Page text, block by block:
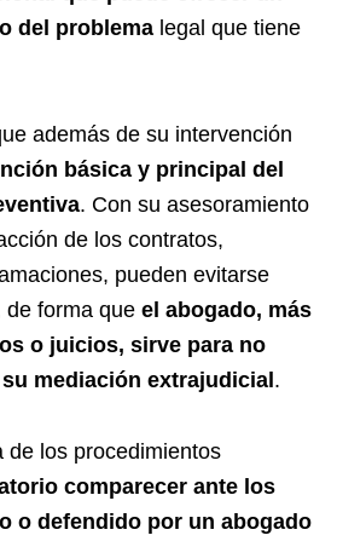
del problema legal que tiene
además de su intervención
básica y principal del
. Con su asesoramiento
de los contratos,
pueden evitarse
de forma que el abogado, más
o juicios, sirve para no
su mediación extrajudicial .
de los procedimientos
comparecer ante los
o defendido por un abogado